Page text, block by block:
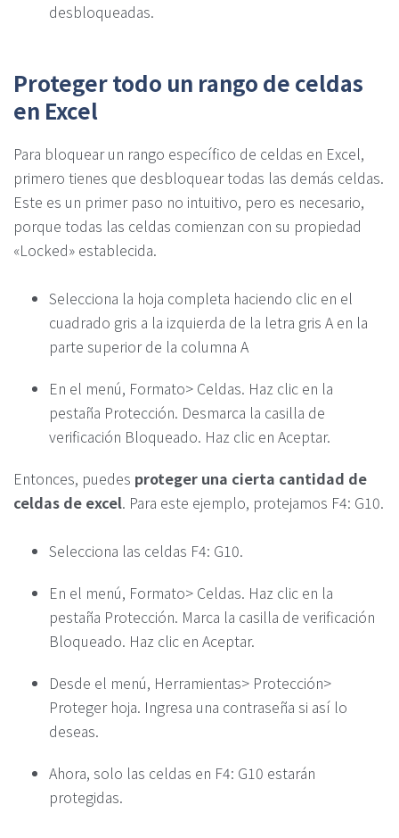
desbloqueadas.
Proteger todo un rango de celdas
en Excel
Para bloquear un rango específico de celdas en Excel,
primero tienes que desbloquear todas las demás celdas.
Este es un primer paso no intuitivo, pero es necesario,
porque todas las celdas comienzan con su propiedad
«Locked» establecida.
Selecciona la hoja completa haciendo clic en el
cuadrado gris a la izquierda de la letra gris A en la
parte superior de la columna A
En el menú, Formato> Celdas. Haz clic en la
pestaña Protección. Desmarca la casilla de
verificación Bloqueado. Haz clic en Aceptar.
Entonces, puedes proteger una cierta cantidad de
celdas de excel. Para este ejemplo, protejamos F4: G10.
Selecciona las celdas F4: G10.
En el menú, Formato> Celdas. Haz clic en la
pestaña Protección. Marca la casilla de verificación
Bloqueado. Haz clic en Aceptar.
Desde el menú, Herramientas> Protección>
Proteger hoja. Ingresa una contraseña si así lo
deseas.
Ahora, solo las celdas en F4: G10 estarán
protegidas.